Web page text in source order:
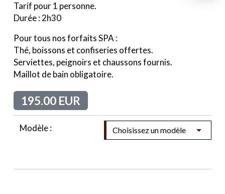
Tarif pour 1 personne.
Durée : 2h30
Pour tous nos forfaits SPA :
Thé, boissons et confiseries offertes.
Serviettes, peignoirs et chaussons fournis.
Maillot de bain obligatoire.
195.00 EUR
Modèle :